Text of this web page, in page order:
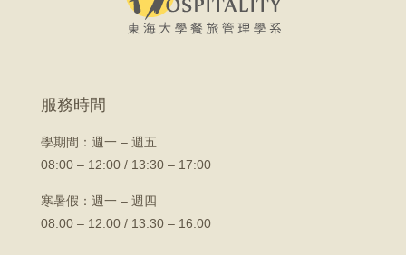
服務時間
學期間： 週一 – 週五
08:00 – 12:00 / 13:30 – 17:00
寒暑假：週一 – 週四
08:00 – 12:00 / 13:30 – 16:00